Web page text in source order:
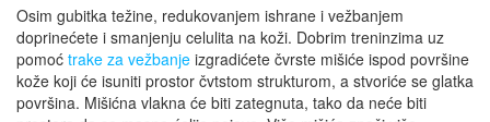
Osim gubitka težine, redukovanjem ishrane i vežbanjem
doprinećete i smanjenju celulita na koži. Dobrim treninzima uz
pomoć trake za vežbanje izgradićete čvrste mišiće ispod površine
kože koji će isuniti prostor čvtstom strukturom, a stvoriće se glatka
površina. Mišićna vlakna će biti zategnuta, tako da neće biti